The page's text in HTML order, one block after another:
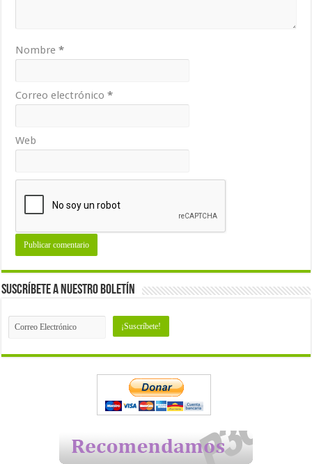
Nombre*
Correo electrónico*
Web
Suscríbete a nuestro Boletín